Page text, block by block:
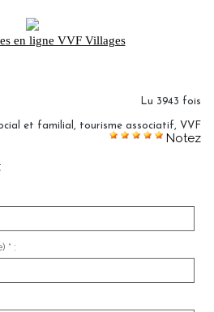
en ligne VVF Villages
Lu 3943 fois
et familial , tourisme associatif, VVF
Notez
* :